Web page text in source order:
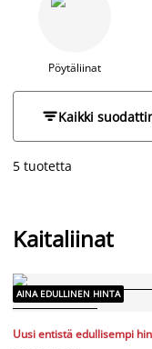
edulliseen hintaan.
valikoimaamme ja
Pöytäliinat
Kaikki
5 tuotetta
Kaitaliinat
AINA EDULLINEN HINTA
Uusi entistä edullisempi